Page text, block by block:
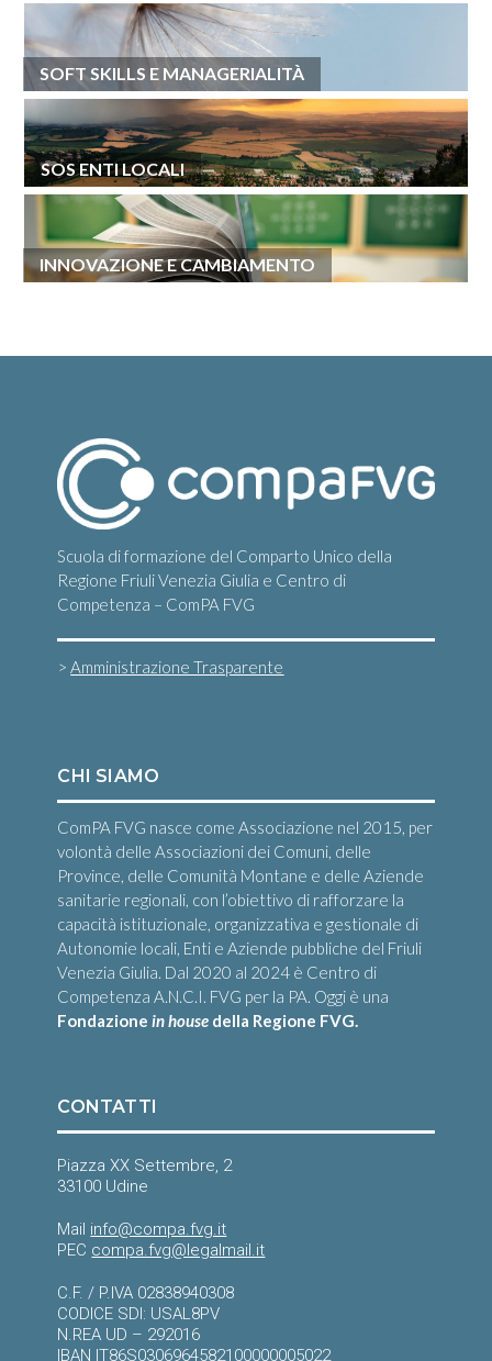
SOFT SKILLS E MANAGERIALITÀ
SOS ENTI LOCALI
INNOVAZIONE E CAMBIAMENTO
Scuola di formazione del Comparto Unico della
Regione Friuli Venezia Giulia e Centro di
Competenza – ComPA FVG
>Amministrazione Trasparente
CHI SIAMO
ComPA FVG nasce come Associazione nel 2015, per
volontà delle Associazioni dei Comuni, delle
Province, delle Comunità Montane e delle Aziende
sanitarie regionali, con l’obiettivo di rafforzare la
capacità istituzionale, organizzativa e gestionale di
Autonomie locali, Enti e Aziende pubbliche del Friuli
Venezia Giulia. Dal 2020 al 2024 è Centro di
Competenza A.N.C.I. FVG per la PA. Oggi è una
Fondazionein house della Regione FVG.
CONTATTI
Piazza XX Settembre, 2
33100 Udine
Mail info@compa.fvg.it
PEC compa.fvg@legalmail.it
C.F. / P.IVA 02838940308
CODICE SDI: USAL8PV
N.REA UD – 292016
IBAN IT86S0306964582100000005022